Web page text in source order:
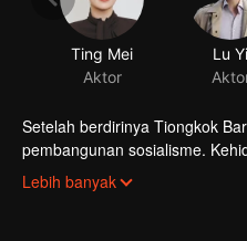
Ting Mei
Aktor
Lu Yi
Setelah berdirinya Tiongkok
pembangunan sosialisme.
menghadapi kehidupan
Lebih banyak